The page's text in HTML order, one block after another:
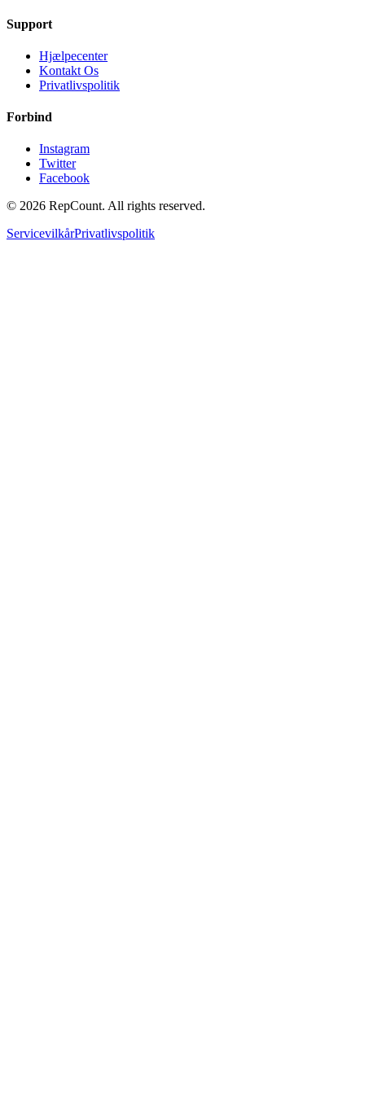
Support
Hjælpecenter
Kontakt Os
Privatlivspolitik
Forbind
Instagram
Twitter
Facebook
© 2026 RepCount. All rights reserved.
ServicevilkårPrivatlivspolitik